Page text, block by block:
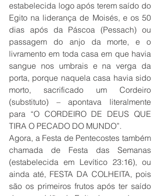
estabelecida logo após terem saído do
Egito na liderança de Moisés, e os 50
dias após da Páscoa (Pessach) ou
passagem do anjo da morte, e o
livramento em toda casa em que havia
sangue nos umbrais e na verga da
porta, porque naquela casa havia sido
morto, sacrificado um Cordeiro
(substituto) – apontava literalmente
para “O CORDEIRO DE DEUS QUE
TIRA O PECADO DO MUNDO”.
Agora, a Festa de Pentecostes também
chamada de Festa das Semanas
(estabelecida em Levítico 23:16), ou
ainda até, FESTA DA COLHEITA, pois
são os primeiros frutos após ter saído